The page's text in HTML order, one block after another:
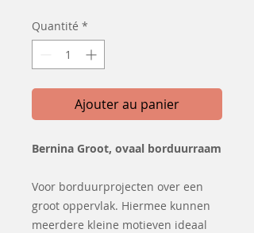
Quantité *
Ajouter au panier
Bernina Groot, ovaal borduurraam
Voor borduurprojecten over een
groot oppervlak. Hiermee kunnen
meerdere kleine motieven ideaal